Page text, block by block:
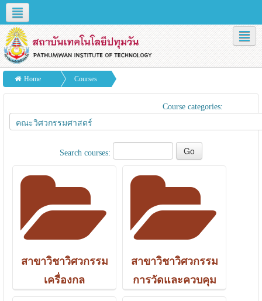
English (en)
หลักสูตรเปิดสอน
Home
Courses
คณะวิศวกรรมศาสตร์
Course categories:
Search courses:
สาขาวิชาวิศวกรรม
เครื่องกล
สาขาวิชาวิศวกรรม
การวัดและควบคุม